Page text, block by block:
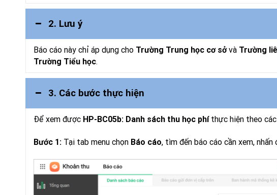
2. Lưu ý
Báo cáo này chỉ áp dụng cho Trường Trung học cơ sởvà Trường
Trường Tiểu học.
3. Các bước thực hiện
Để xem được HP-BC05b: Danh sách thu học phíthực hiện theo
Bước 1: Tại tab menu chọn Báo cáo, tìm đến báo cáo cần xem, nhấn